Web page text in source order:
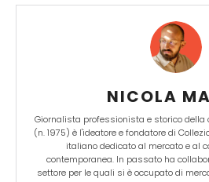
NICOLA
Giornalista professionista e storico della
(n. 1975) è l'ideatore e fondatore di
italiano dedicato al mercato e al
contemporanea. In passato ha
settore per le quali si è occupato di